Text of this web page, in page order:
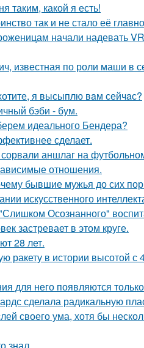
таким, какой я есть!
так и не стало её
начали надевать
известная по роли маши
я высыплю вaм сейчaс?
бэби - бум.
идеального Бендера?
сделает.
аншлаг на
отношения.
бывшие мужья до сих
искусственного
Осознанного"
застревает в этом круге.
28 лет.
ракету в истории высотой с
для него появляются
сделала радикальную
своего ума, хотя бы